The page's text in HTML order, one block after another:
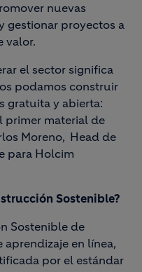
nuevas
gestionar proyectos a
valor.
el sector significa
podamos construir
gratuita y abierta:
primer material de
Moreno, Head de
para Holcim
Sostenible?
Sostenible de
en línea,
por el estándar